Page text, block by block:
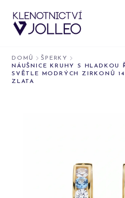
DOMŮ
ŠPERKY
NÁUŠNICE KRUHY S HLADKOU
SVĚTLE MODRÝCH ZIRKONŮ
ZLATA